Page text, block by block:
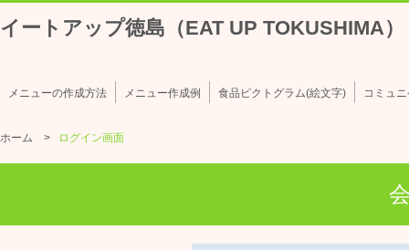
イートアップ徳島（EAT UP TOKUSHIMA）
メニューの作成方法 メニュー作成例 食品ピクトグラム(絵文字) コミュ
ホーム ログイン画面